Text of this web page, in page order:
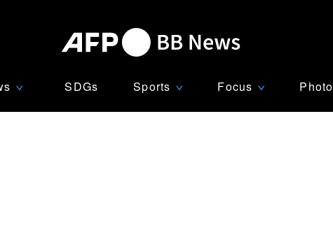
∨ SDGs Sports ∨ Focus ∨ Photo